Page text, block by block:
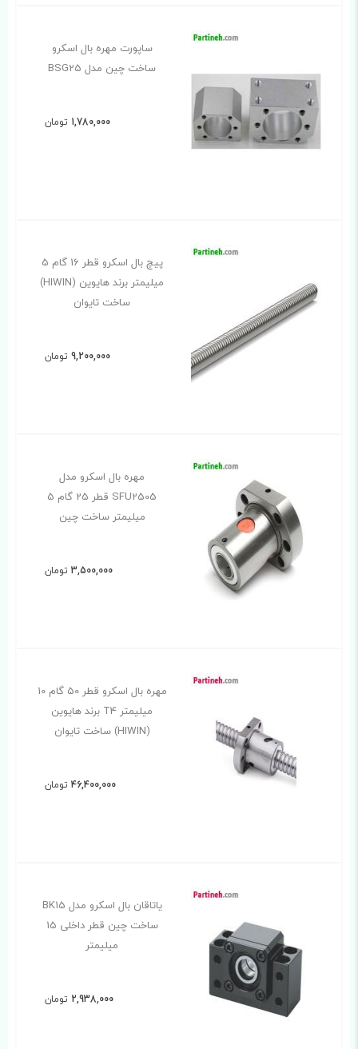
ساپورت مهره بال اسکرو
ساخت چین مدل BSG25
1,780,000 تومان
پیچ بال اسکرو قطر 16 گام 5
میلیمتر برند هایوین (HIWIN)
ساخت تایوان
9,200,000 تومان
مهره بال اسکرو مدل
SFU2505 قطر 25 گام 5
میلیمتر ساخت چین
3,500,000 تومان
مهره بال اسکرو قطر 50 گام 10
میلیمتر T4 برند هایوین
(HIWIN) ساخت تایوان
46,400,000 تومان
یاتاقان بال اسکرو مدل BK15
ساخت چین قطر داخلی 15
میلیمتر
2,938,000 تومان